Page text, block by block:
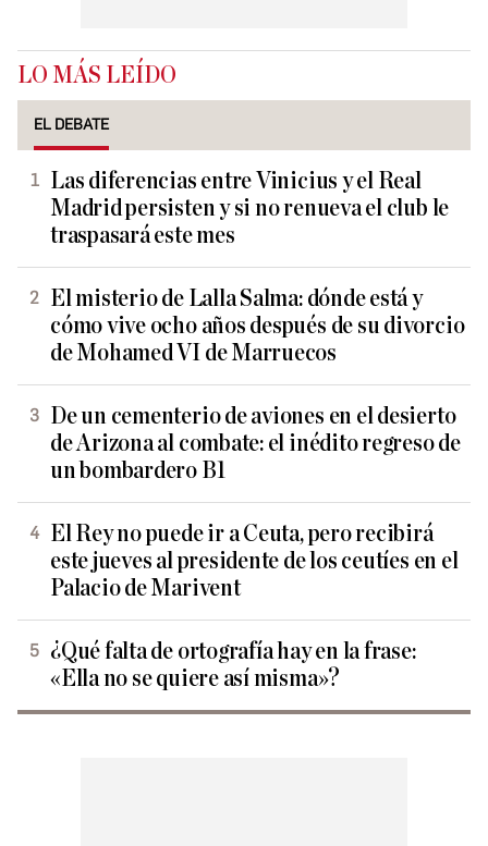
LO MÁS LEÍDO
EL DEBATE
Las diferencias entre Vinicius y el Real
Madrid persisten y si no renueva el club le
traspasará este mes
El misterio de Lalla Salma: dónde está y
cómo vive ocho años después de su divorcio
de Mohamed VI de Marruecos
De un cementerio de aviones en el desierto
de Arizona al combate: el inédito regreso de
un bombardero B1
El Rey no puede ir a Ceuta, pero recibirá
este jueves al presidente de los ceutíes en el
Palacio de Marivent
¿Qué falta de ortografía hay en la frase:
«Ella no se quiere así misma»?